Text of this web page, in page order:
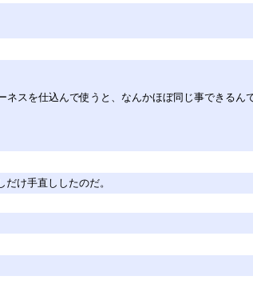
スを仕込んで使うと、なんかほぼ同じ事できるん
け手直ししたのだ。